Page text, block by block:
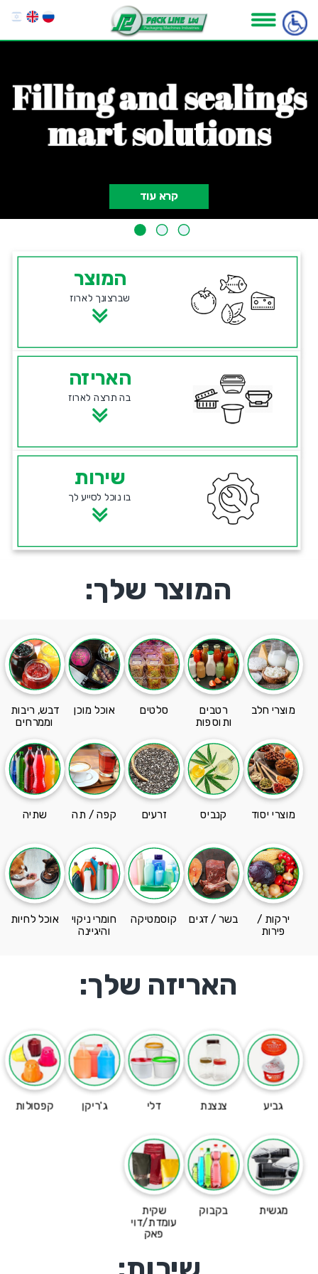
קרא עוד
Fillingandsealings
martsolutions
המוצר
שברצונך לארוז
האריזה
בה תרצה לארוז
שירות
בו נוכל לסייע לך
המוצר שלך:
מוצרי חלב
רטבים
ותוספות
סלטים אוכל מוכן
דבש, ריבות
וממרחים
מוצרי יסוד קנביס זרעים קפה / תה שתיה
ירקות /
פירות
בשר / דגים קוסמטיקה
חומרי ניקוי
והיגיינה
אוכל לחיות
האריזה שלך:
גביע צנצנת דלי ג'ריקן קפסולות
מגשית בקבוק
שקית
עומדת/דוי
פאק